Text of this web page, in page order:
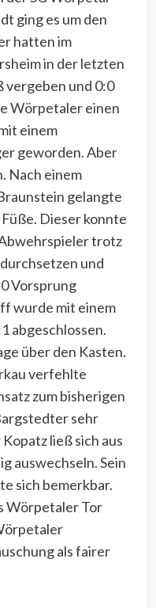
ging es um den
hatten im
in der letzten
vergeben und 0:0
Wörpetaler einen
einem
geworden. Aber
Nach einem
gelangte
Dieser konnte
trotz
und
Vorsprung
wurde mit einem
abgeschlossen.
über den Kasten.
verfehlte
zum bisherigen
sehr
ließ sich aus
auswechseln. Sein
sich bemerkbar.
Wörpetaler Tor
als fairer